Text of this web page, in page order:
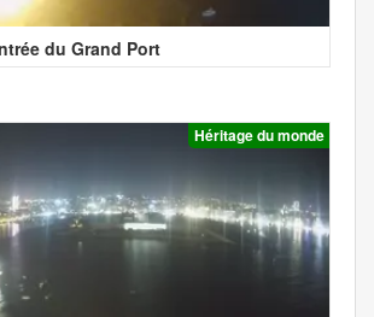
du Grand Port
Héritage du monde